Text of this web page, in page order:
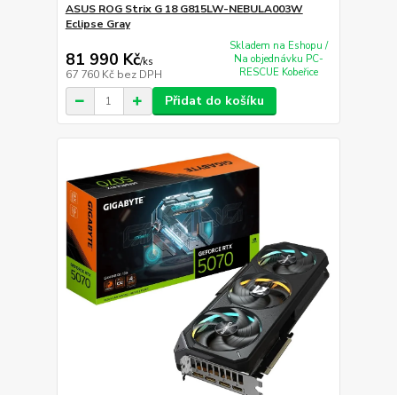
ASUS ROG Strix G 18 G815LW-NEBULA003W
Eclipse Gray
81 990 Kč/ks
67 760 Kč bez DPH
Skladem na Eshopu /
Na objednávku PC-
RESCUE Kobeřice
Přidat do košíku